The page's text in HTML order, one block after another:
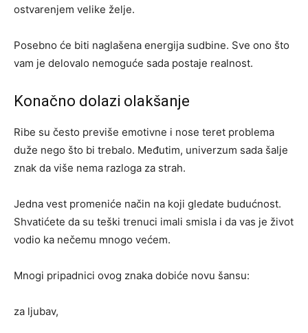
ostvarenjem velike želje.
Posebno će biti naglašena energija sudbine. Sve ono što
vam je delovalo nemoguće sada postaje realnost.
Konačno dolazi olakšanje
Ribe su često previše emotivne i nose teret problema
duže nego što bi trebalo. Međutim, univerzum sada šalje
znak da više nema razloga za strah.
Jedna vest promeniće način na koji gledate budućnost.
Shvatićete da su teški trenuci imali smisla i da vas je život
vodio ka nečemu mnogo većem.
Mnogi pripadnici ovog znaka dobiće novu šansu:
za ljubav,